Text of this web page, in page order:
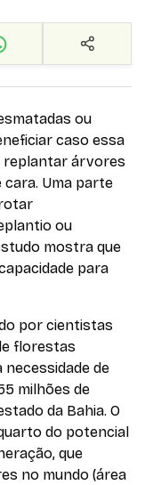
ou
caso essa
replantar árvores
cara. Uma parte
ou
mostra que
para
por cientistas
florestas
de
milhões de
da Bahia. O
do potencial
que
no mundo (área